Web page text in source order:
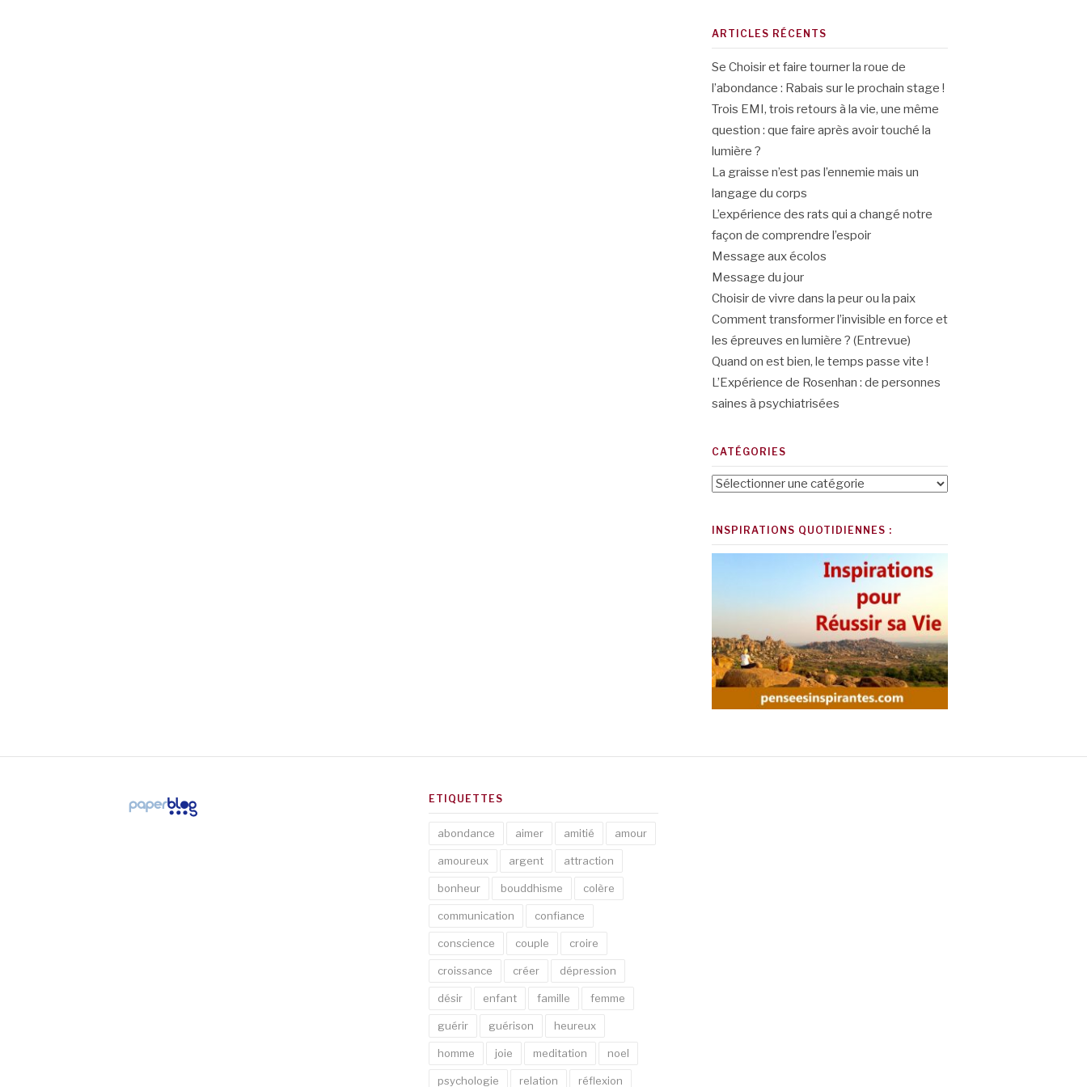
ARTICLES RÉCENTS
Se Choisir et faire tourner la roue de
l’abondance : Rabais sur le prochain stage !
Trois EMI, trois retours à la vie, une même
question : que faire après avoir touché la
lumière ?
La graisse n’est pas l’ennemie mais un
langage du corps
L’expérience des rats qui a changé notre
façon de comprendre l’espoir
Message aux écolos
Message du jour
Choisir de vivre dans la peur ou la paix
Comment transformer l’invisible en force et
les épreuves en lumière ? (Entrevue)
Quand on est bien, le temps passe vite !
L’Expérience de Rosenhan : de personnes
saines à psychiatrisées
CATÉGORIES
Catégories
INSPIRATIONS QUOTIDIENNES :
ETIQUETTES
abondance aimer amitié amour
amoureux argent attraction
bonheur bouddhisme colère
communication confiance
conscience couple croire
croissance créer dépression
désir enfant famille femme
guérir guérison heureux
homme joie meditation noel
psychologie relation réflexion